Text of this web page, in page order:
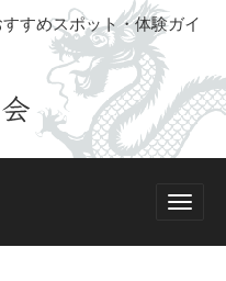
すめスポット・体験ガイ